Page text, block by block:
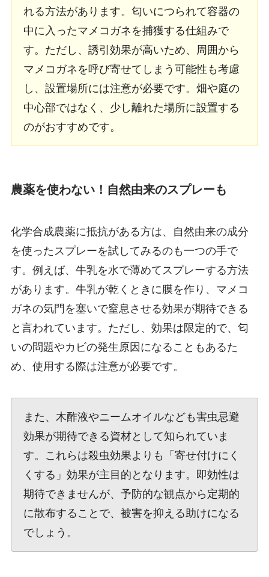
れる方法があります。匂いにつられて容器の
中に入ったマメコガネを捕獲する仕組みで
す。ただし、誘引効果が高いため、周囲から
マメコガネを呼び寄せてしまう可能性も考慮
し、設置場所には注意が必要です。畑や庭の
中心部ではなく、少し離れた場所に設置する
のがおすすめです。
農薬を使わない！自然由来のスプレーも
化学合成農薬に抵抗がある方は、自然由来の成分
を使ったスプレーを試してみるのも一つの手で
す。例えば、牛乳を水で薄めてスプレーする方法
があります。牛乳が乾くときに膜を作り、マメコ
ガネの気門を塞いで窒息させる効果が期待できる
と言われています。ただし、効果は限定的で、匂
いの問題やカビの発生原因になることもあるた
め、使用する際は注意が必要です。
また、木酢液やニームオイルなども害虫忌避
効果が期待できる資材として知られていま
す。これらは殺虫効果よりも「寄せ付けにく
くする」効果が主目的となります。即効性は
期待できませんが、予防的な観点から定期的
に散布することで、被害を抑える助けになる
でしょう。